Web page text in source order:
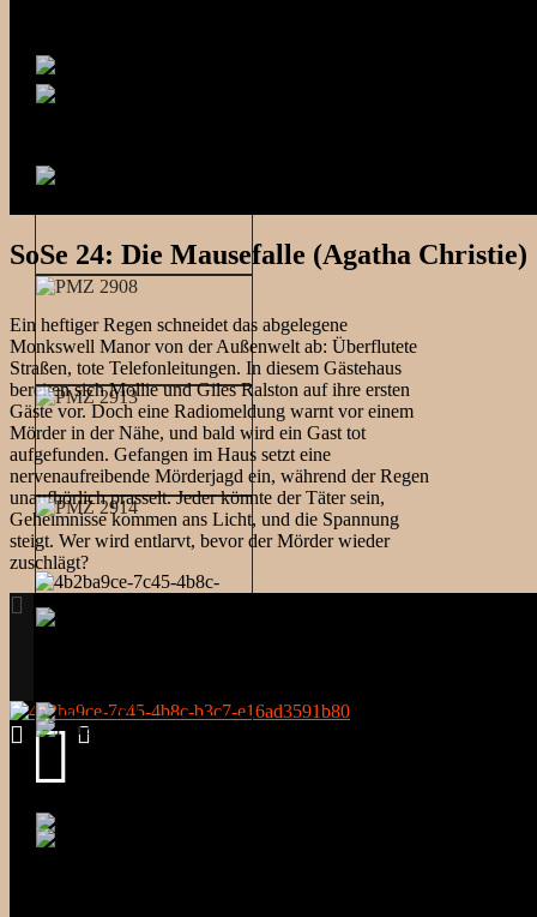
SoSe 24: Die Mausefalle (Agatha Christie)
Ein heftiger Regen schneidet das abgelegene
Monkswell Manor von der Außenwelt ab: Überflutete
Straßen, tote Telefonleitungen. In diesem Gästehaus
bereiten sich Mollie und Giles Ralston auf ihre ersten
Gäste vor. Doch eine Radiomeldung warnt vor einem
Mörder in der Nähe, und bald wird ein Gast tot
aufgefunden. Gefangen im Haus setzt eine
nervenaufreibende Mörderjagd ein, während der Regen
unaufhörlich prasselt. Jeder könnte der Täter sein,
Geheimnisse kommen ans Licht, und die Spannung
steigt. Wer wird entlarvt, bevor der Mörder wieder
zuschlägt?